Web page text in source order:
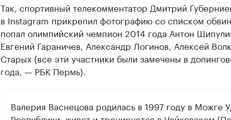
Так, спортивный телекомментатор Дмитрий
в Instagram прикрепил фотографию со списком
попал олимпийский чемпион 2014 года Антон
Евгений Гараничев, Александр Логинов, Алексей
Старых (все эти участники были замечены в
года, — РБК Пермь).
Валерия Васнецова родилась в 1997 году в Можге